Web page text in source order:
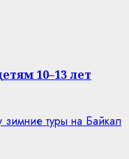
10–13 лет
зимние туры на Байкал